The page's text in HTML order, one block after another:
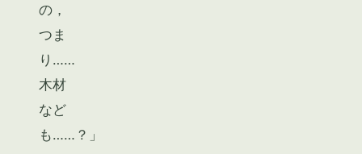
の，
つま
り……
木材
など
も……？」